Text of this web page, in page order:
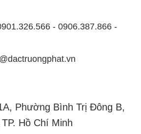
- 0906.387.866 -
Phường Bình Trị Đông B,
Hồ Chí Minh